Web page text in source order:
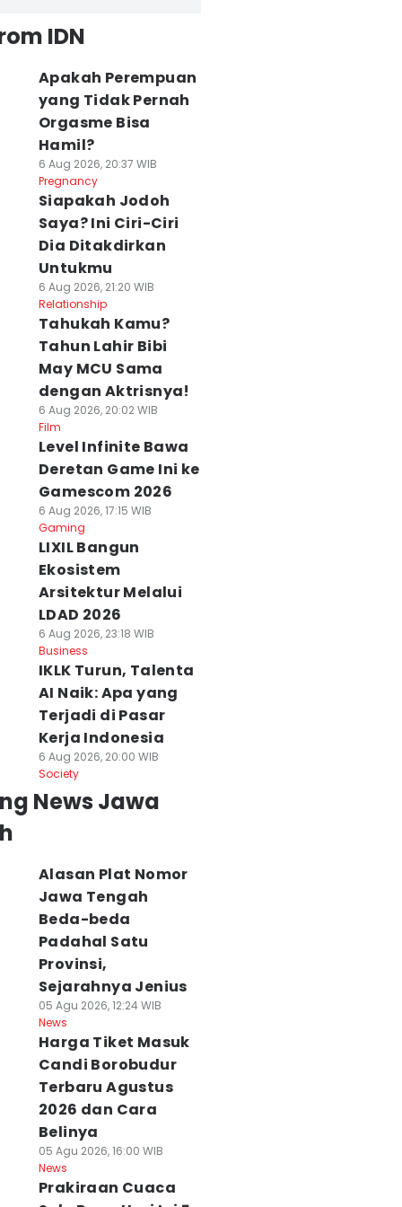
IDN
Apakah Perempuan
yang Tidak Pernah
Orgasme Bisa
Hamil?
6 Aug 2026, 20:37 WIB
Pregnancy
Siapakah Jodoh
Saya? Ini Ciri-Ciri
Dia Ditakdirkan
Untukmu
6 Aug 2026, 21:20 WIB
Relationship
Tahukah Kamu?
Tahun Lahir Bibi
May MCU Sama
dengan Aktrisnya!
6 Aug 2026, 20:02 WIB
Film
Level Infinite Bawa
Deretan Game Ini ke
Gamescom 2026
6 Aug 2026, 17:15 WIB
Gaming
LIXIL Bangun
Ekosistem
Arsitektur Melalui
LDAD 2026
6 Aug 2026, 23:18 WIB
Business
IKLK Turun, Talenta
AI Naik: Apa yang
Terjadi di Pasar
Kerja Indonesia
6 Aug 2026, 20:00 WIB
Society
News Jawa
Alasan Plat Nomor
Jawa Tengah
Beda-beda
Padahal Satu
Provinsi,
Sejarahnya Jenius
05 Agu 2026, 12:24 WIB
News
Harga Tiket Masuk
Candi Borobudur
Terbaru Agustus
2026 dan Cara
Belinya
05 Agu 2026, 16:00 WIB
News
Prakiraan Cuaca